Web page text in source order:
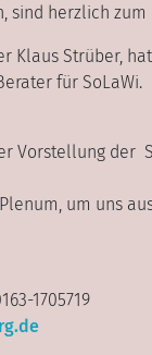
sind herzlich
Klaus Strüber,
für SoLaWi.
Vorstellung der
um uns
1705719